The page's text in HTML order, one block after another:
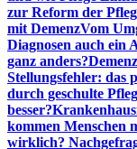
zur Reform der
mit DemenzVom
Diagnosen auch ein
ganz anders?
Stellungsfehler: das
durch geschulte
besser?
kommen Menschen
wirklich?